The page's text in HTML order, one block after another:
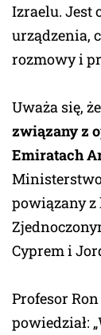
Izraelu. Jest
urządzenia,
rozmowy i
Uważa się,
związany z
Emiratach
powiązany
Cyprem i
Profesor
powiedział: